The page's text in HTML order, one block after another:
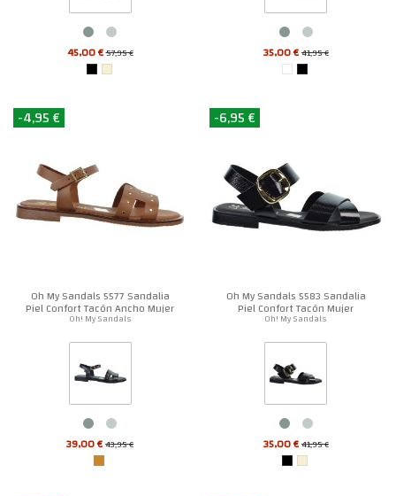
45,00 €57,95 € 35,00 €41,95 €
-4,95 €
Oh My Sandals 5577 Sandalia
Piel Confort Tacón Ancho Mujer
Oh! My Sandals
39,00 €43,95 €
-6,95 €
Oh My Sandals 5583 Sandalia
Piel Confort Tacón Mujer
Oh! My Sandals
35,00 €41,95 €